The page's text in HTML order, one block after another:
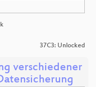
37C3: Unlocked
verschiedener